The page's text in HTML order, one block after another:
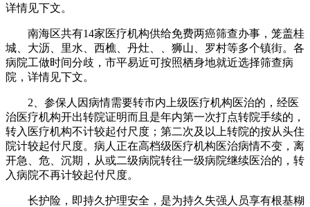
详情见下文。
南海区共有14家医疗机构供给免费两癌筛查办事，笼盖桂
城、大沥、里水、西樵、丹灶、、狮山、罗村等多个镇街。各
病院工做时间分歧，市平易近可按照栖身地就近选择筛查病
院，详情见下文。
2、参保人因病情需要转市内上级医疗机构医治的，经医
治医疗机构开出转院证明而且是年内第一次打点转院手续的，
转入医疗机构不计较起付尺度；第二次及以上转院的按从头住
院计较起付尺度。病人正在高档级医疗机构医治病情不变，离
开急、危、沉期，从或二级病院转往一级病院继续医治的，转
入病院不再计较起付尺度。
长护险，即持久护理安全，是为持久失强人员享有根基糊